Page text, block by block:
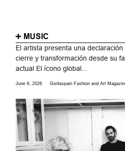
MUSIC
El artista presenta una
cierre y transformación desde su
actual El ícono global...
June 6, 2026 Gorilaspain Fashion and Art